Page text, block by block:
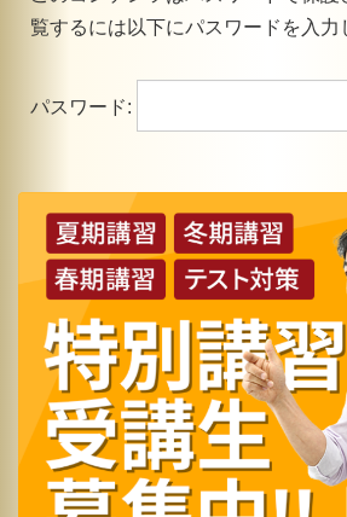
覧するには以下にパスワードを入力
パスワード: